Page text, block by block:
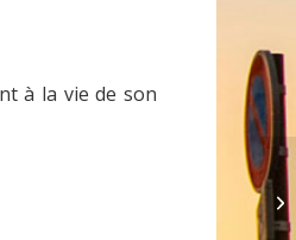
à la vie de son